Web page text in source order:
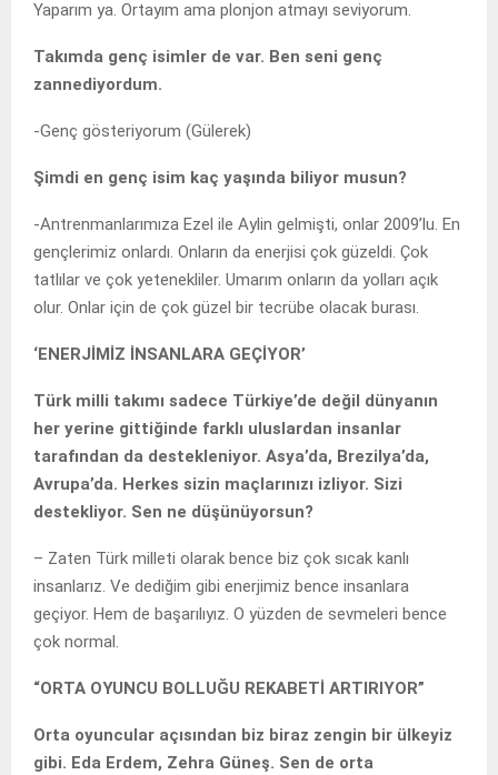
Yaparım ya. Ortayım ama plonjon atmayı seviyorum.
Takımda genç isimler de var. Ben seni genç
zannediyordum.
-Genç gösteriyorum (Gülerek)
Şimdi en genç isim kaç yaşında biliyor musun?
-Antrenmanlarımıza Ezel ile Aylin gelmişti, onlar 2009’lu. En
gençlerimiz onlardı. Onların da enerjisi çok güzeldi. Çok
tatlılar ve çok yetenekliler. Umarım onların da yolları açık
olur. Onlar için de çok güzel bir tecrübe olacak burası.
‘ENERJİMİZ İNSANLARA GEÇİYOR’
Türk milli takımı sadece Türkiye’de değil dünyanın
her yerine gittiğinde farklı uluslardan insanlar
tarafından da destekleniyor. Asya’da, Brezilya’da,
Avrupa’da. Herkes sizin maçlarınızı izliyor. Sizi
destekliyor. Sen ne düşünüyorsun?
– Zaten Türk milleti olarak bence biz çok sıcak kanlı
insanlarız. Ve dediğim gibi enerjimiz bence insanlara
geçiyor. Hem de başarılıyız. O yüzden de sevmeleri bence
çok normal.
“ORTA OYUNCU BOLLUĞU REKABETİ ARTIRIYOR”
Orta oyuncular açısından biz biraz zengin bir ülkeyiz
gibi. Eda Erdem, Zehra Güneş. Sen de orta